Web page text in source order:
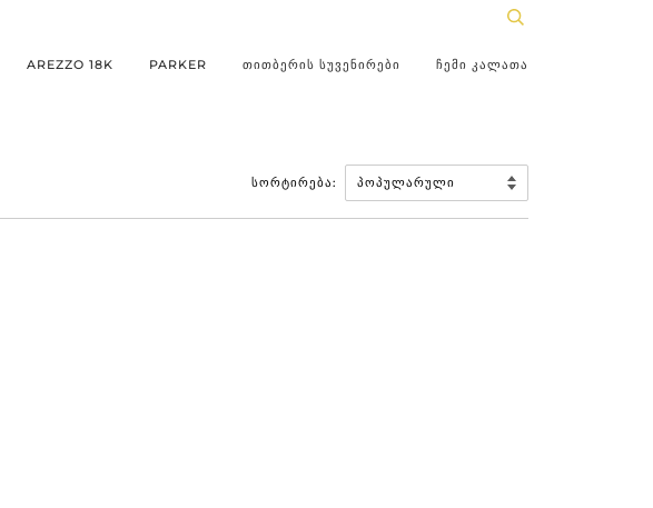
AREZZO 18K PARKER ᲗᲘᲗᲑᲔᲠᲘᲡ ᲡᲣᲕᲔᲜᲘᲠᲔᲑᲘ ᲩᲔᲛᲘ ᲙᲐᲚᲐᲗᲐ
ᲡᲝᲠᲢᲘᲠᲔᲑᲐ: